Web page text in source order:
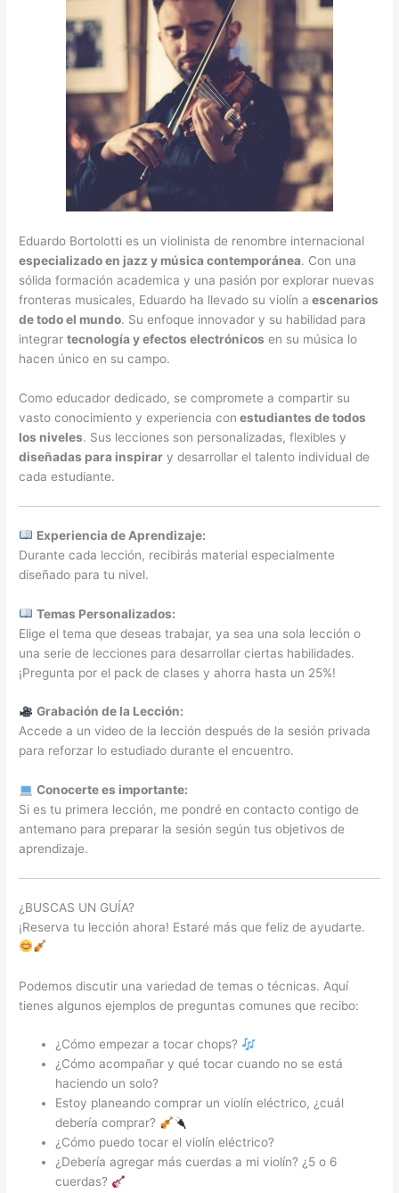
Eduardo Bortolotti es un violinista de renombre internacional
especializado en jazz y música contemporánea. Con una
sólida formación academica y una pasión por explorar nuevas
fronteras musicales, Eduardo ha llevado su violín a escenarios
de todo el mundo. Su enfoque innovador y su habilidad para
integrartecnología y efectos electrónicos en su música lo
hacen único en su campo.
Como educador dedicado, se compromete a compartir su
vasto conocimiento y experiencia con estudiantes de todos
los niveles. Sus lecciones son personalizadas, flexibles y
diseñadas para inspirar y desarrollar el talento individual de
cada estudiante.
Experiencia de Aprendizaje:
Durante cada lección, recibirás material especialmente
diseñado para tu nivel.
Temas Personalizados:
Elige el tema que deseas trabajar, ya sea una sola lección o
una serie de lecciones para desarrollar ciertas habilidades.
¡Pregunta por el pack de clases y ahorra hasta un 25%!
Grabación de la Lección:
Accede a un video de la lección después de la sesión privada
para reforzar lo estudiado durante el encuentro.
Conocerte es importante:
Si es tu primera lección, me pondré en contacto contigo de
antemano para preparar la sesión según tus objetivos de
aprendizaje.
¿BUSCAS UN GUÍA?
¡Reserva tu lección ahora! Estaré más que feliz de ayudarte.
Podemos discutir una variedad de temas o técnicas. Aquí
tienes algunos ejemplos de preguntas comunes que recibo:
¿Cómo empezar a tocar chops?
¿Cómo acompañar y qué tocar cuando no se está
haciendo un solo?
Estoy planeando comprar un violín eléctrico, ¿cuál
debería comprar?
¿Cómo puedo tocar el violín eléctrico?
¿Debería agregar más cuerdas a mi violín? ¿5 o 6
cuerdas?